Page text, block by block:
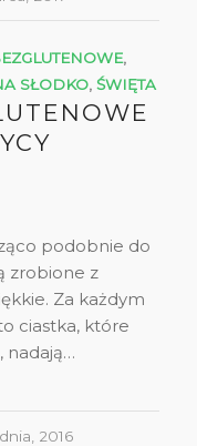
,
SŁODKO,ŚWIĘTA
podobnie do
zrobione z
Za każdym
ciastka, które
nadają…
2016